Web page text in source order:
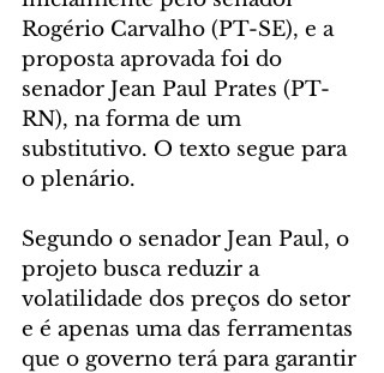
Rogério Carvalho (PT-SE), e a
proposta aprovada foi do
senador Jean Paul Prates (PT-
RN), na forma de um
substitutivo. O texto segue para
o plenário.
Segundo o senador Jean Paul, o
projeto busca reduzir a
volatilidade dos preços do setor
e é apenas uma das ferramentas
que o governo terá para garantir